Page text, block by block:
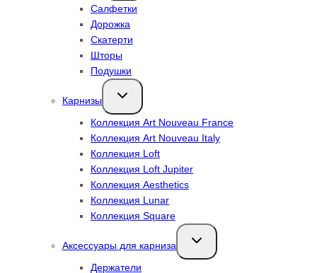
Салфетки
Дорожка
Скатерти
Шторы
Подушки
Карнизы
Переключить
дочернее
Коллекция Art Nouveau France
Коллекция Art Nouveau Italy
Коллекция Loft
Коллекция Loft Jupiter
Коллекция Aesthetics
Коллекция Lunar
Коллекция Square
Аксессуары для карниза
Переключить
дочернее
Держатели